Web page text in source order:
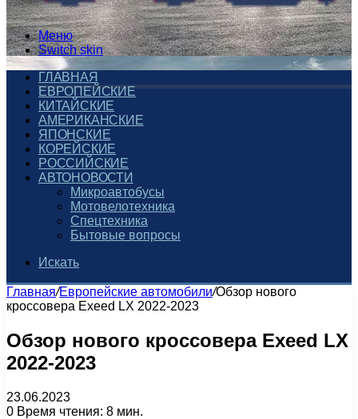
Меню
Switch skin
ГЛАВНАЯ
ЕВРОПЕЙСКИЕ
КИТАЙСКИЕ
АМЕРИКАНСКИЕ
ЯПОНСКИЕ
КОРЕЙСКИЕ
РОССИЙСКИЕ
АВТОНОВОСТИ
Микроавтобусы
Мотовелотехника
Спецтехника
Бытовые вопросы
Искать
Главная/Европейские автомобили/Обзор нового
кроссовера Exeed LX 2022-2023
Обзор нового кроссовера Exeed LX
2022-2023
23.06.2023
0 Время чтения: 8 мин.